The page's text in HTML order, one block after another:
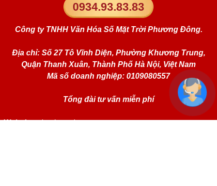
Website:simphongthuy.vn
0934.93.83.83
Công ty TNHH Văn Hóa Số Mặt Trời Phương Đông.
Địa chỉ: Số 27 Tô Vĩnh Diện, Phường Khương Trung,
Quận Thanh Xuân, Thành Phố Hà Nội, Việt Nam
Mã số doanh nghiệp: 0109080557
Tổng đài tư vấn miễn phí